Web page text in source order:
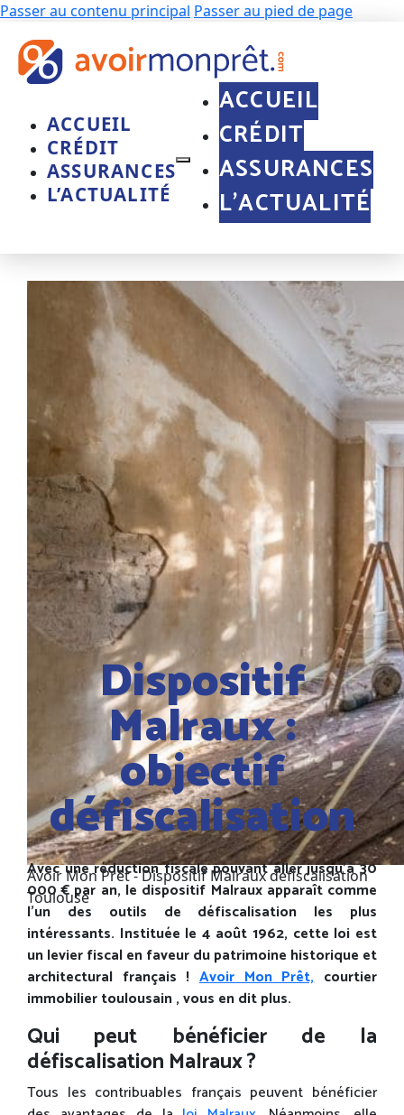
Passer au contenu principal Passer au pied de page
ACCUEIL
CRÉDIT
ASSURANCES
L’ACTUALITÉ
ACCUEIL
CRÉDIT
ASSURANCES
L’ACTUALITÉ
Avoir Mon Prêt - Dispositif Malraux défiscalisation
Toulouse
Dispositif
Malraux :
objectif
défiscalisation
Avec une réduction fiscale pouvant aller jusqu’à 30
000 € par an, le dispositif Malraux apparaît comme
l’un des outils de défiscalisation les plus
intéressants. Instituée le 4 août 1962, cette loi est
un levier fiscal en faveur du patrimoine historique et
architectural français ! Avoir Mon Prêt,courtier
immobilier toulousain , vous en dit plus.
Qui peut bénéficier de la
défiscalisation Malraux ?
Tous les contribuables français peuvent bénéficier